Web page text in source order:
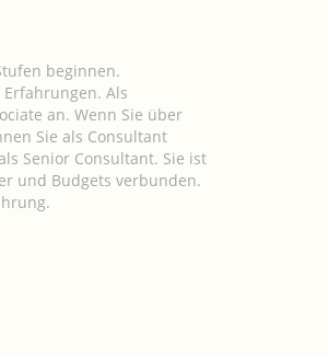
beginnen.
Als
an. Wenn Sie über
Sie als Consultant
Senior Consultant. Sie ist
und Budgets verbunden.